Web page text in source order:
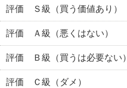
評価 Ｓ級（買う価値あり）
評価 Ａ級（悪くはない）
評価 Ｂ級（買うは必要ない）
評価 Ｃ級（ダメ）